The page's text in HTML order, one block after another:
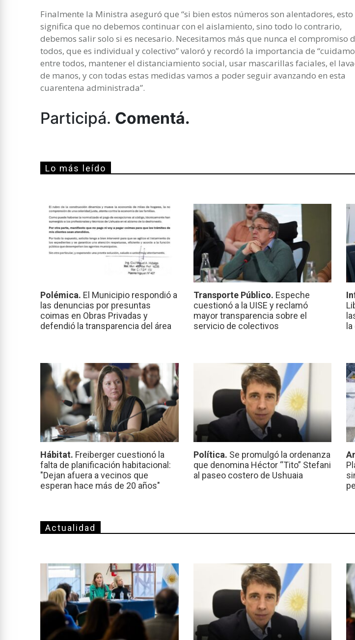
Finalmente la Ministra aseguró que “si bien estos números son alentadores, esto
significa que no debemos continuar con el aislamiento, sino todo lo contrario,
debemos salir solo si es necesario. Necesitamos más que nunca el compromiso
todos, que es individual y colectivo” valoró y recordó la importancia de
entre todos, mantener el distanciamiento social, usar mascarillas faciales, el
de manos, y con todas estas medidas vamos a poder seguir avanzando en esta
cuarentena administrada”.
Participá. Comentá.
Lo más leído
Polémica. El Municipio respondió a
las denuncias por presuntas
coimas en Obras Privadas y
defendió la transparencia del área
Transporte Público. Espeche
cuestionó a la UISE y reclamó
mayor transparencia sobre el
servicio de colectivos
Hábitat. Freiberger cuestionó la
falta de planificación habitacional:
"Dejan afuera a vecinos que
esperan hace más de 20 años"
Política. Se promulgó la ordenanza
que denomina Héctor “Tito” Stefani
al paseo costero de Ushuaia
Actualidad